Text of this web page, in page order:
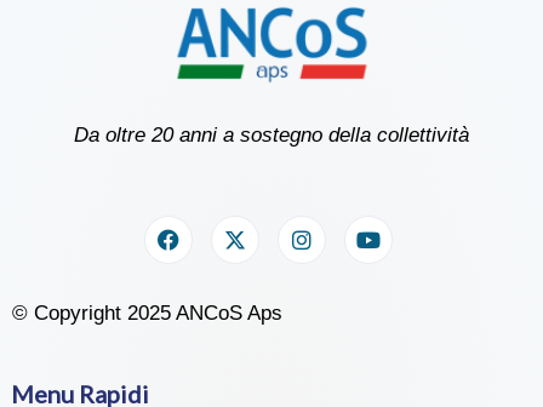
Da oltre 20 anni a sostegno della collettività
© Copyright 2025 ANCoS Aps
Menu Rapidi